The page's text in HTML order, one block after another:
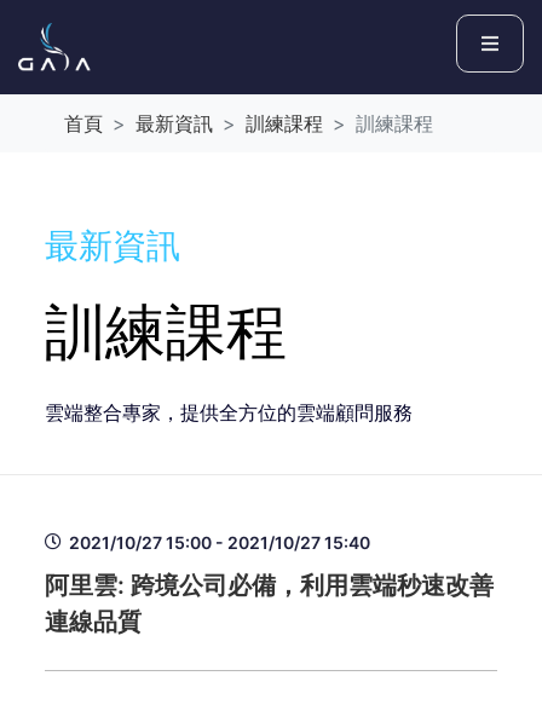
首頁 最新資訊 訓練課程 訓練課程
最新資訊
訓練課程
雲端整合專家，提供全方位的雲端顧問服務
2021/10/27 15:00 - 2021/10/27 15:40
阿里雲: 跨境公司必備，利用雲端秒速改善
連線品質